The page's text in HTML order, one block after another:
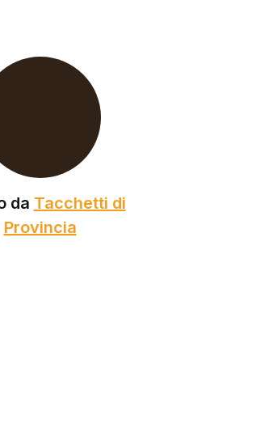
da Tacchetti di
Provincia